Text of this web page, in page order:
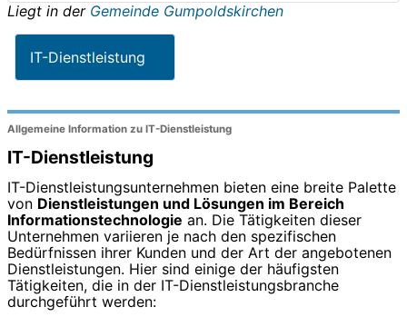
Liegt in der Gemeinde Gumpoldskirchen
IT-Dienstleistung
Allgemeine Information zu IT-Dienstleistung
IT-Dienstleistung
IT-Dienstleistungsunternehmen bieten eine breite Palette
von Dienstleistungen und Lösungen im Bereich
Informationstechnologie an. Die Tätigkeiten dieser
Unternehmen variieren je nach den spezifischen
Bedürfnissen ihrer Kunden und der Art der angebotenen
Dienstleistungen. Hier sind einige der häufigsten
Tätigkeiten, die in der IT-Dienstleistungsbranche
durchgeführt werden: